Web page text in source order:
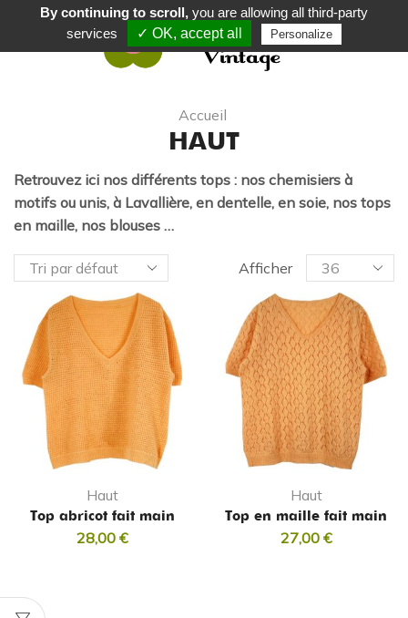
Accueil
HAUT
Retrouvez ici nos différents tops : nos chemisiers à
motifs ou unis, à Lavallière, en dentelle, en soie, nos tops
en maille, nos blouses …
Afficher
Haut
Top abricot fait main
28,00 €
Haut
Top en maille fait main
27,00 €
By continuing to scroll,you are allowing all third-party
services
✓ OK, accept all Personalize